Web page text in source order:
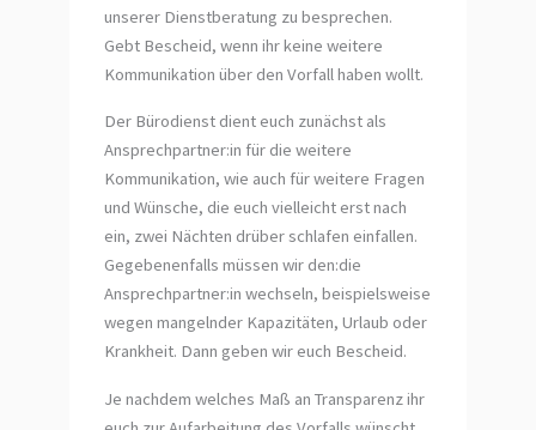
unserer Dienstberatung zu besprechen.
Gebt Bescheid, wenn ihr keine weitere
Kommunikation über den Vorfall haben wollt.
Der Bürodienst dient euch zunächst als
Ansprechpartner:in für die weitere
Kommunikation, wie auch für weitere Fragen
und Wünsche, die euch vielleicht erst nach
ein, zwei Nächten drüber schlafen einfallen.
Gegebenenfalls müssen wir den:die
Ansprechpartner:in wechseln, beispielsweise
wegen mangelnder Kapazitäten, Urlaub oder
Krankheit. Dann geben wir euch Bescheid.
Je nachdem welches Maß an Transparenz ihr